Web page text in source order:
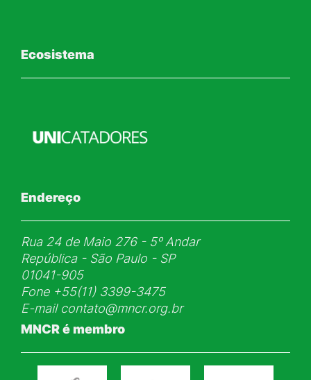
Ecosistema
Endereço
Rua 24 de Maio 276 - 5ᵒ Andar
República - São Paulo - SP
01041-905
Fone+55(11) 3399-3475
E-mail contato@mncr.org.br
MNCR é membro